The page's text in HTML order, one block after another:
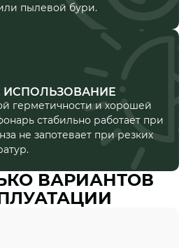
пылевой бури.
ИСПОЛЬЗОВАНИЕ
герметичности и хорошей
стабильно работает при
не запотевает при резких
ВАРИАНТОВ